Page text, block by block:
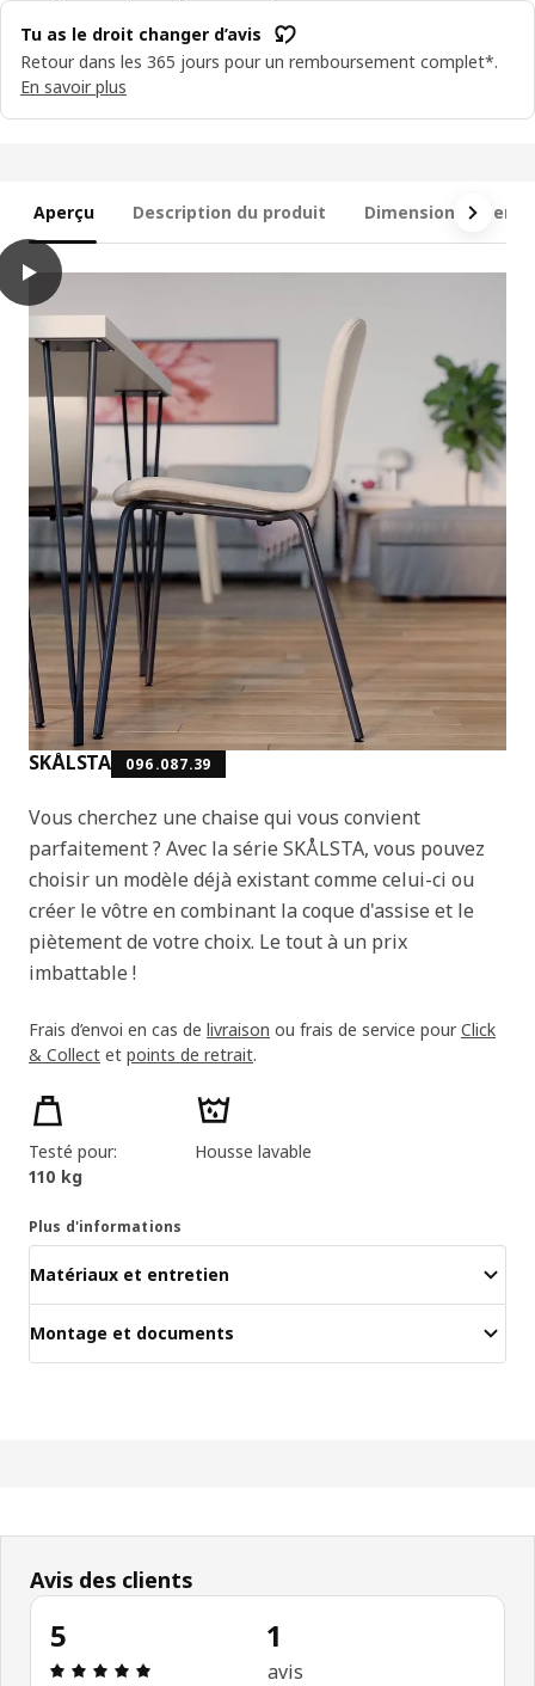
Tu as le droit changer d’avis
Retour dans les 365 jours pour un remboursement complet*.
En savoir plus
Aperçu Description du produit Dimensions et
SKÅLSTA 096.087.39
Vous cherchez une chaise qui vous convient
parfaitement ? Avec la série SKÅLSTA, vous pouvez
choisir un modèle déjà existant comme celui-ci ou
créer le vôtre en combinant la coque d'assise et le
piètement de votre choix. Le tout à un prix
imbattable !
Frais d’envoi en cas de livraison ou frais de service pour Click
& Collect et points de retrait.
Caractéristiques du produit
Testé pour:
110 kg
Housse lavable
Plus d'informations
Matériaux et entretien
Montage et documents
play
SKÅLSTA Chaise, Knäbäck beige/tubulaire métal/noir-gris
Avis des clients
5
Avis: 5 sur 5 étoiles. Nombre total d’avis: 1
1
avis